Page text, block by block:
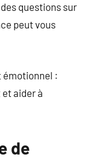
questions sur
peut vous
émotionnel :
aider à
de